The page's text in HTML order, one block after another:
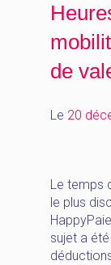
de
Le 20
Le temps
le plus
sujet a